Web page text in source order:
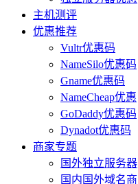
主机测评
优惠推荐
Vultr优惠码
NameSilo优惠码
Gname优惠码
NameCheap优惠
GoDaddy优惠码
Dynadot优惠码
商家专题
国外独立服务器
国内国外域名商